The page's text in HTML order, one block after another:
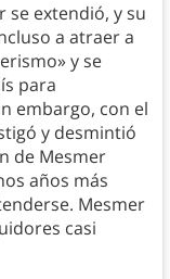
se extendió, y su
a atraer a
y se
para
embargo, con el
y desmintió
de Mesmer
años más
Mesmer
casi